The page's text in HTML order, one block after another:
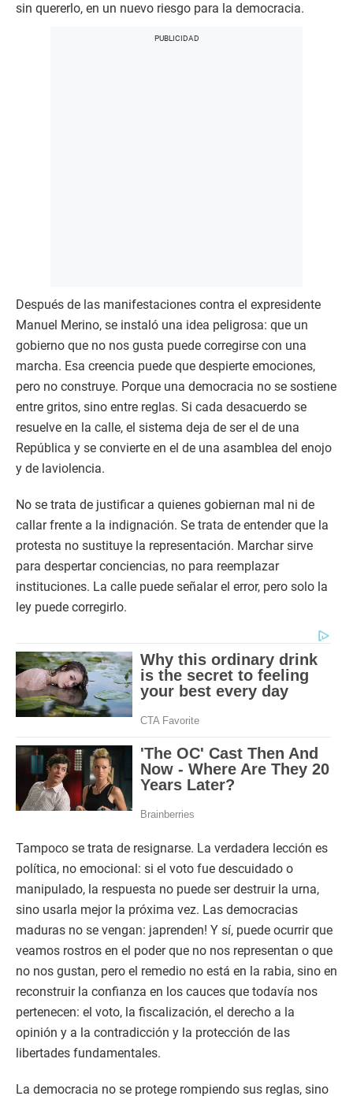
sin quererlo, en un nuevo riesgo para la democracia.
Después de las manifestaciones contra el expresidente
Manuel Merino, se instaló una idea peligrosa: que un
gobierno que no nos gusta puede corregirse con una
marcha. Esa creencia puede que despierte emociones,
pero no construye. Porque una democracia no se sostiene
entre gritos, sino entre reglas. Si cada desacuerdo se
resuelve en la calle, el sistema deja de ser el de una
República y se convierte en el de una asamblea del enojo
y de laviolencia.
No se trata de justificar a quienes gobiernan mal ni de
callar frente a la indignación. Se trata de entender que la
protesta no sustituye la representación. Marchar sirve
para despertar conciencias, no para reemplazar
instituciones. La calle puede señalar el error, pero solo la
ley puede corregirlo.
Tampoco se trata de resignarse. La verdadera lección es
política, no emocional: si el voto fue descuidado o
manipulado, la respuesta no puede ser destruir la urna,
sino usarla mejor la próxima vez. Las democracias
maduras no se vengan: japrenden! Y sí, puede ocurrir que
veamos rostros en el poder que no nos representan o que
no nos gustan, pero el remedio no está en la rabia, sino en
reconstruir la confianza en los cauces que todavía nos
pertenecen: el voto, la fiscalización, el derecho a la
opinión y a la contradicción y la protección de las
libertades fundamentales.
La democracia no se protege rompiendo sus reglas, sino